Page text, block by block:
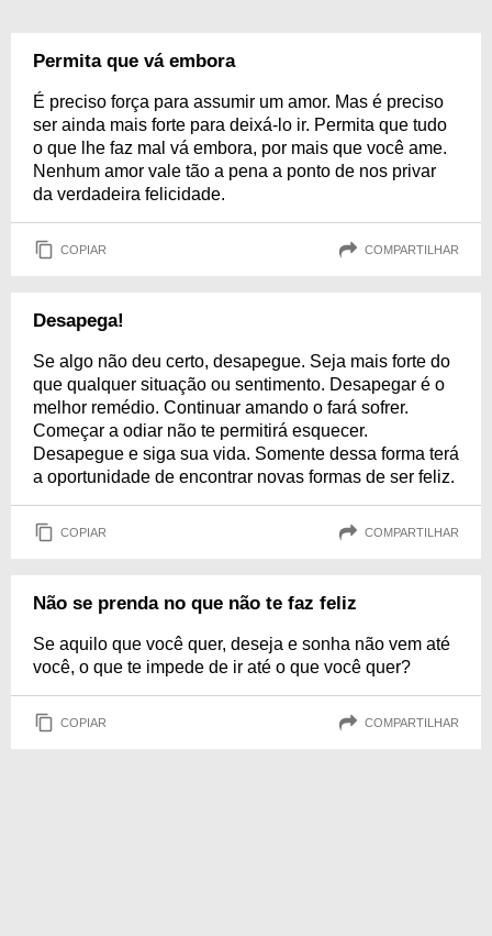
Permita que vá embora
É preciso força para assumir um amor. Mas é preciso
ser ainda mais forte para deixá-lo ir. Permita que tudo
o que lhe faz mal vá embora, por mais que você ame.
Nenhum amor vale tão a pena a ponto de nos privar
da verdadeira felicidade.
COPIAR COMPARTILHAR
Desapega!
Se algo não deu certo, desapegue. Seja mais forte do
que qualquer situação ou sentimento. Desapegar é o
melhor remédio. Continuar amando o fará sofrer.
Começar a odiar não te permitirá esquecer.
Desapegue e siga sua vida. Somente dessa forma terá
a oportunidade de encontrar novas formas de ser feliz.
COPIAR COMPARTILHAR
Não se prenda no que não te faz feliz
Se aquilo que você quer, deseja e sonha não vem até
você, o que te impede de ir até o que você quer?
COPIAR COMPARTILHAR